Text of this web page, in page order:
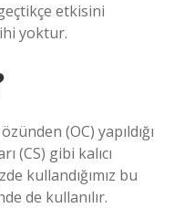
etkisini
yoktur.
(OC) yapıldığı
(CS) gibi kalıcı
kullandığımız bu
de kullanılır.